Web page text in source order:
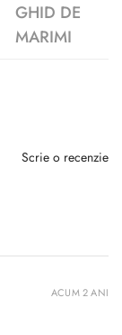
GHID DE
MARIMI
Scrie o recenzie
ACUM 2 ANI